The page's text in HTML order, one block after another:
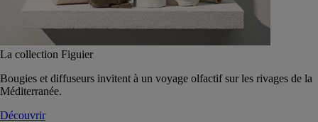
La collection Figuier
Bougies et diffuseurs invitent à un voyage olfactif sur les rivages de la
Méditerranée.
Découvrir